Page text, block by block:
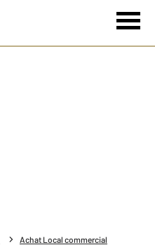
Achat Local commercial